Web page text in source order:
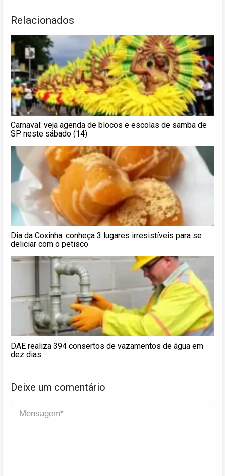
Relacionados
Carnaval: veja agenda de blocos e escolas de samba de
SP neste sábado (14)
Dia da Coxinha: conheça 3 lugares irresistíveis para se
deliciar com o petisco
DAE realiza 394 consertos de vazamentos de água em
dez dias
Deixe um comentário